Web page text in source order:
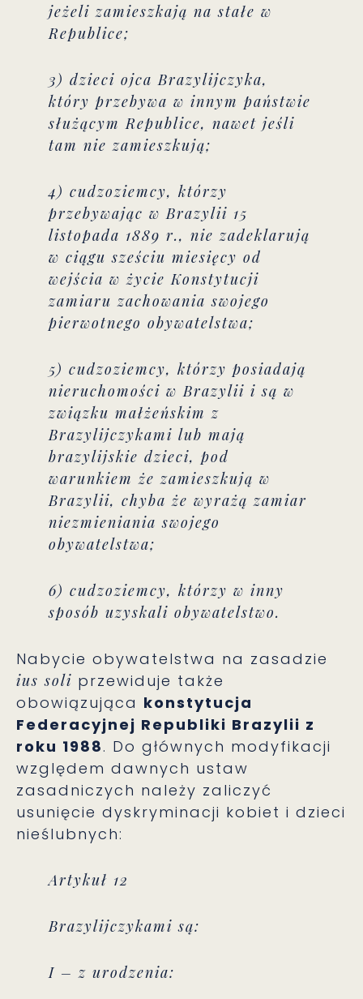
jeżeli zamieszkają na stałe w
Republice;
3) dzieci ojca Brazylijczyka,
który przebywa w innym państwie
służącym Republice, nawet jeśli
tam nie zamieszkują;
4) cudzoziemcy, którzy
przebywając w Brazylii 15
listopada 1889 r., nie zadeklarują
w ciągu sześciu miesięcy od
wejścia w życie Konstytucji
zamiaru zachowania swojego
pierwotnego obywatelstwa;
5) cudzoziemcy, którzy posiadają
nieruchomości w Brazylii i są w
związku małżeńskim z
Brazylijczykami lub mają
brazylijskie dzieci, pod
warunkiem że zamieszkują w
Brazylii, chyba że wyrażą zamiar
niezmieniania swojego
obywatelstwa;
6) cudzoziemcy, którzy w inny
sposób uzyskali obywatelstwo.
Nabycie obywatelstwa na zasadzie
ius soli przewiduje także
obowiązująca konstytucja
Federacyjnej Republiki Brazylii z
roku 1988. Do głównych modyfikacji
względem dawnych ustaw
zasadniczych należy zaliczyć
usunięcie dyskryminacji kobiet i dzieci
nieślubnych:
Artykuł 12
Brazylijczykami są:
I – z urodzenia: